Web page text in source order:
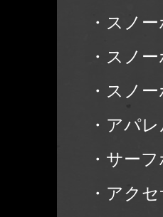
・スノ
・スノ
・スノ
・アパ
・サー
・アク